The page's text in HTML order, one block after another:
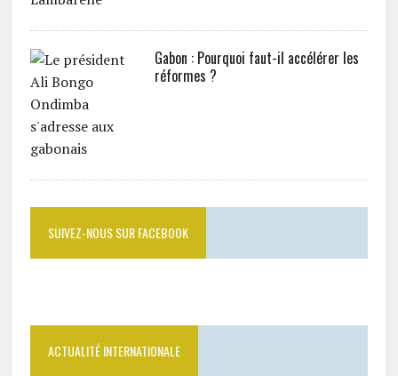
Gabon : Pourquoi faut-il accélérer les
réformes ?
SUIVEZ-NOUS SUR FACEBOOK
ACTUALITÉ INTERNATIONALE